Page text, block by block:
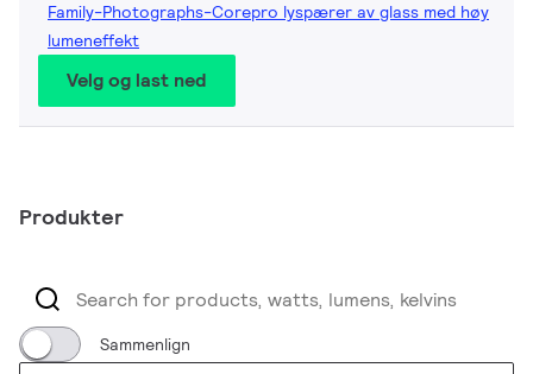
Family-Photographs-Corepro lyspærer av glass med høy
lumeneffekt
Velg og last ned
Produkter
Sammenlign